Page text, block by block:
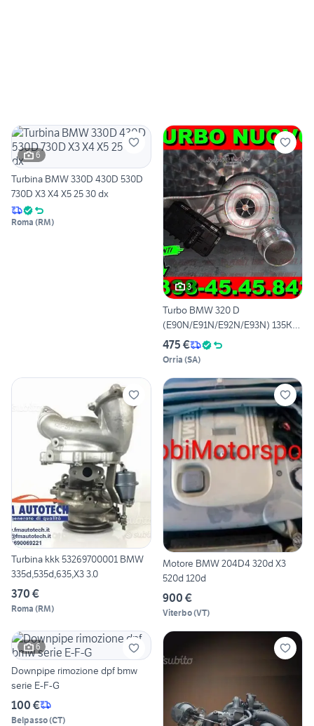
6
Turbina BMW 330D 430D 530D
730D X3 X4 X5 25 30 dx
Roma (RM)
3
Turbo BMW 320 D
(E90N/E91N/E92N/E93N) 135KW
184CV
475 €
Orria (SA)
Turbina kkk 53269700001 BMW
335d,535d,635,X3 3.0
370 €
Roma (RM)
Motore BMW 204D4 320d X3
520d 120d
900 €
Viterbo(VT)
6
Downpipe rimozione dpf bmw
serie E-F-G
100 €
Belpasso(CT)